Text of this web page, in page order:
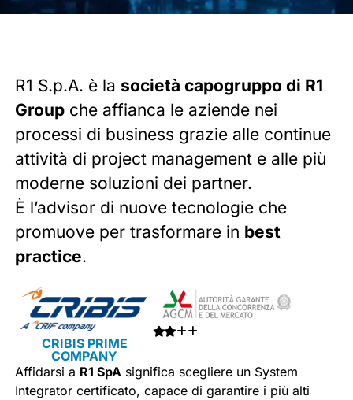
R1 S.p.A. è la società capogruppo di R1
Groupche affianca le aziende nei
processi di business grazie alle continue
attività di project management e alle più
moderne soluzioni dei partner.
È l’advisor di nuove tecnologie che
promuove per trasformare in best
practice.
CRIBIS PRIME
COMPANY
Affidarsi a R1 SpA significa scegliere un System
Integrator certificato, capace di garantire i più alti